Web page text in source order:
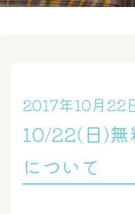
2017年10月22
10/22(日)無
について
AIコンシェル